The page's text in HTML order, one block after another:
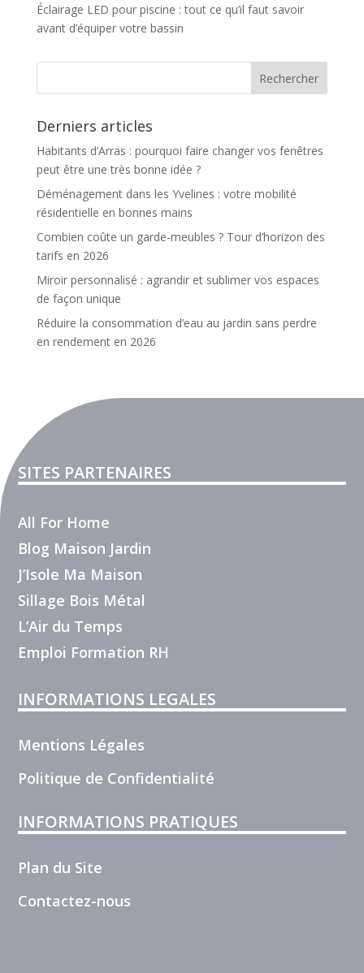
Éclairage LED pour piscine : tout ce qu’il faut savoir
avant d’équiper votre bassin
Derniers articles
Habitants d’Arras : pourquoi faire changer vos fenêtres
peut être une très bonne idée ?
Déménagement dans les Yvelines : votre mobilité
résidentielle en bonnes mains
Combien coûte un garde-meubles ? Tour d’horizon des
tarifs en 2026
Miroir personnalisé : agrandir et sublimer vos espaces
de façon unique
Réduire la consommation d’eau au jardin sans perdre
en rendement en 2026
SITES PARTENAIRES
All For Home
Blog Maison Jardin
J’Isole Ma Maison
Sillage Bois Métal
L’Air du Temps
Emploi Formation RH
INFORMATIONS LEGALES
Mentions Légales
Politique de Confidentialité
INFORMATIONS PRATIQUES
Plan du Site
Contactez-nous